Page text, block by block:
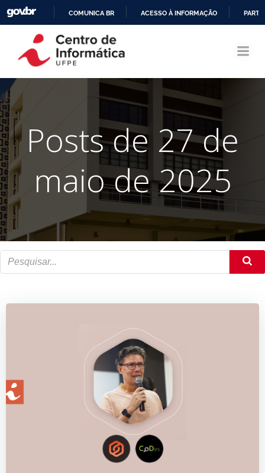
CONTEÚDO
COMUNICA BR ACESSO À INFORMAÇÃO
Posts de 27 de
maio de 2025